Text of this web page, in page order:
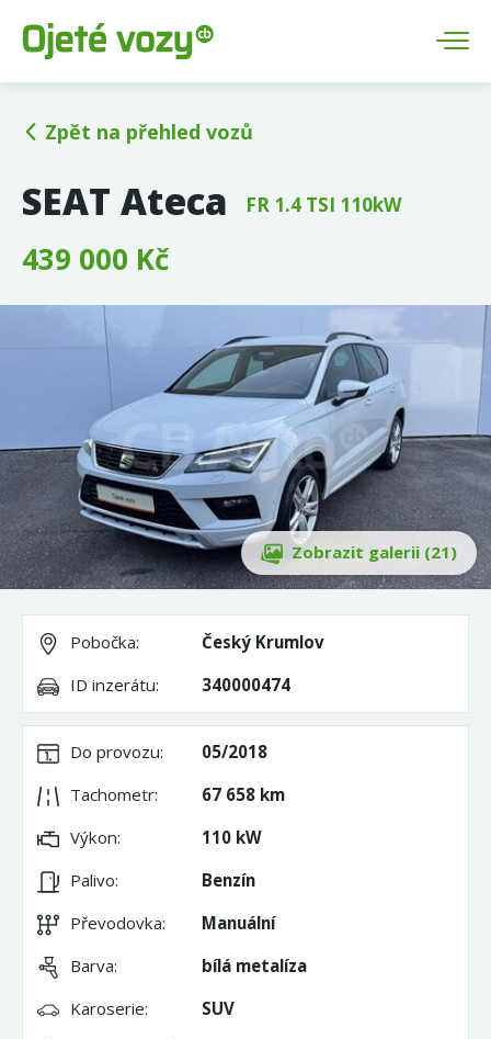
Zpět na přehled vozů
SEAT Ateca FR 1.4 TSI 110kW
439 000 Kč
Pobočka:
Český Krumlov
ID inzerátu:
340000474
Do provozu:
05/2018
Tachometr:
67 658 km
Výkon:
110 kW
Palivo:
Benzín
Převodovka:
Manuální
Barva:
bílá metalíza
Karoserie:
SUV
Zobrazit galerii (21)